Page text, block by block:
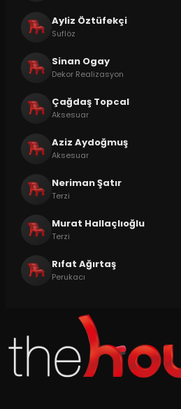
Ayliz Öztüfekçi
Suflöz
Sinan Ogay
Dekor Realizasyon
Çağdaş Topcal
Aksesuar
Aziz Aydoğmuş
Aksesuar
Neriman Şatır
Terzi
Murat Hallaçlıoğlu
Terzi
Rıfat Ağırtaş
Perukacı